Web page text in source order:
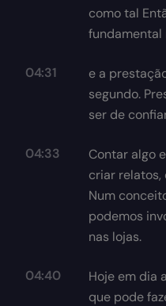
como tal
fundamental
04:31
e a
segundo.
ser de
04:33
Contar algo
criar
Num
podemos
nas lojas.
04:40
Hoje em dia
que pode